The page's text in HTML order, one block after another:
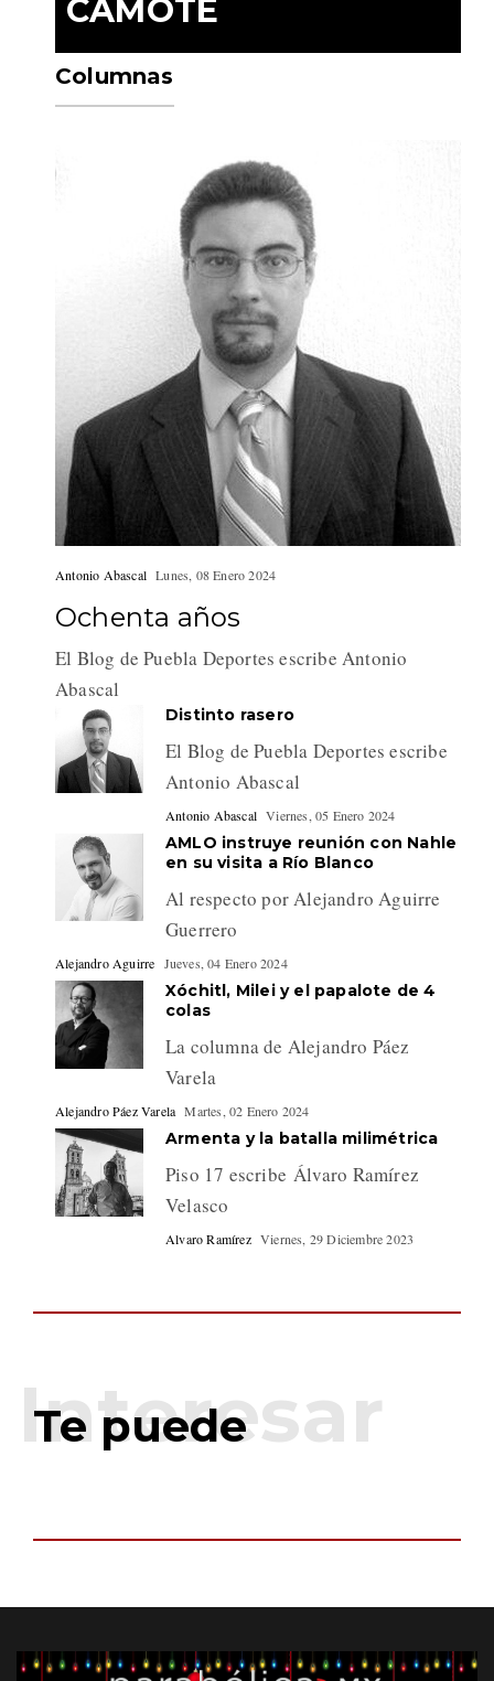
CAMOTE
Columnas
Antonio Abascal Lunes, 08 Enero 2024
Ochenta años
El Blog de Puebla Deportes escribe Antonio
Abascal
Distinto rasero
El Blog de Puebla Deportes escribe
Antonio Abascal
Antonio Abascal Viernes, 05 Enero 2024
AMLO instruye reunión con Nahle
en su visita a Río Blanco
Al respecto por Alejandro Aguirre
Guerrero
Alejandro Aguirre Jueves, 04 Enero 2024
Xóchitl, Milei y el papalote de 4
colas
La columna de Alejandro Páez
Varela
Alejandro Páez Varela Martes, 02 Enero 2024
Armenta y la batalla milimétrica
Piso 17 escribe Álvaro Ramírez
Velasco
Alvaro Ramírez Viernes, 29 Diciembre 2023
Te puede